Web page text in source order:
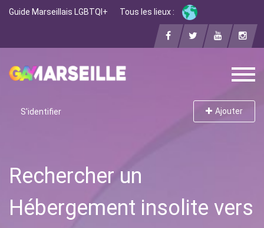
Guide Marseillais LGBTQI+ Tous les lieux :
S'identifier Ajouter
Rechercher un
Hébergement insolite vers